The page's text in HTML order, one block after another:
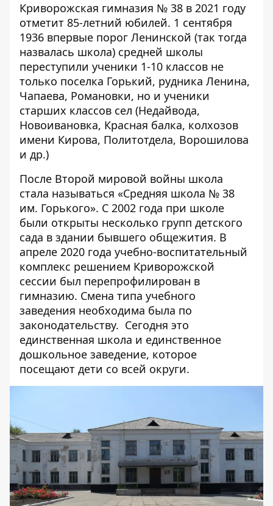
Криворожская гимназия № 38 в 2021 году
отметит 85-летний юбилей. 1 сентября
1936 впервые порог Ленинской (так тогда
назвалась школа) средней школы
переступили ученики 1-10 классов не
только поселка Горький, рудника Ленина,
Чапаева, Романовки, но и ученики
старших классов сел (Недайвода,
Новоивановка, Красная балка, колхозов
имени Кирова, Политотдела, Ворошилова
и др.)
После Второй мировой войны школа
стала называться «Средняя школа № 38
им. Горького». С 2002 года при школе
были открыты несколько групп детского
сада в здании бывшего общежития. В
апреле 2020 года учебно-воспитательный
комплекс решением Криворожской
сессии был перепрофилирован в
гимназию. Смена типа учебного
заведения необходима была по
законодательству. Сегодня это
единственная школа и единственное
дошкольное заведение, которое
посещают дети со всей округи.